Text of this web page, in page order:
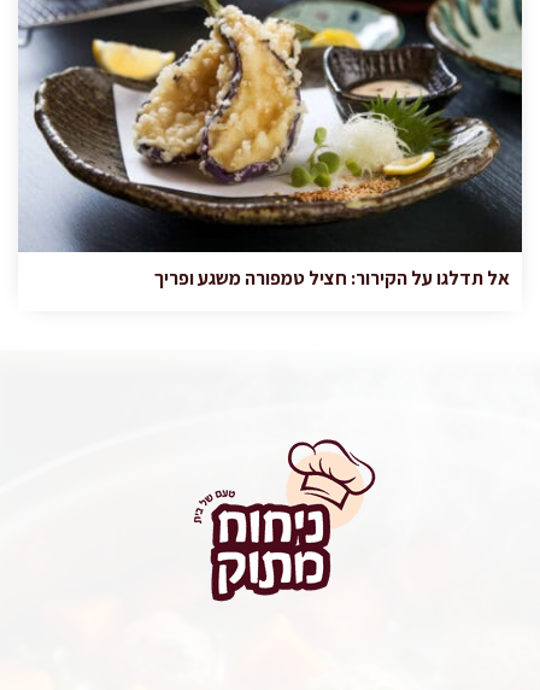
אל תדלגו על הקירור: חציל טמפורה משגע ופריך